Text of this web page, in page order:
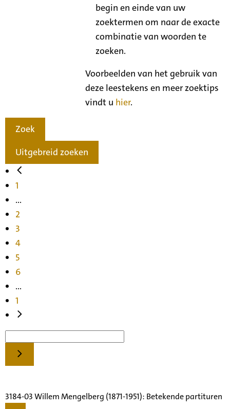
begin en einde van uw
zoektermen om naar de exacte
combinatie van woorden te
zoeken.
Voorbeelden van het gebruik van
deze leestekens en meer zoektips
vindt u hier.
Zoek
Uitgebreid zoeken
1
...
2
3
4
5
6
...
1
3184-03 Willem Mengelberg (1871-1951): Betekende partituren